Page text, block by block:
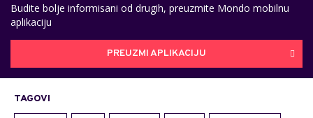
Budite bolje informisani od drugih, preuzmite Mondo mobilnu
aplikaciju
PREUZMI APLIKACIJU
TAGOVI